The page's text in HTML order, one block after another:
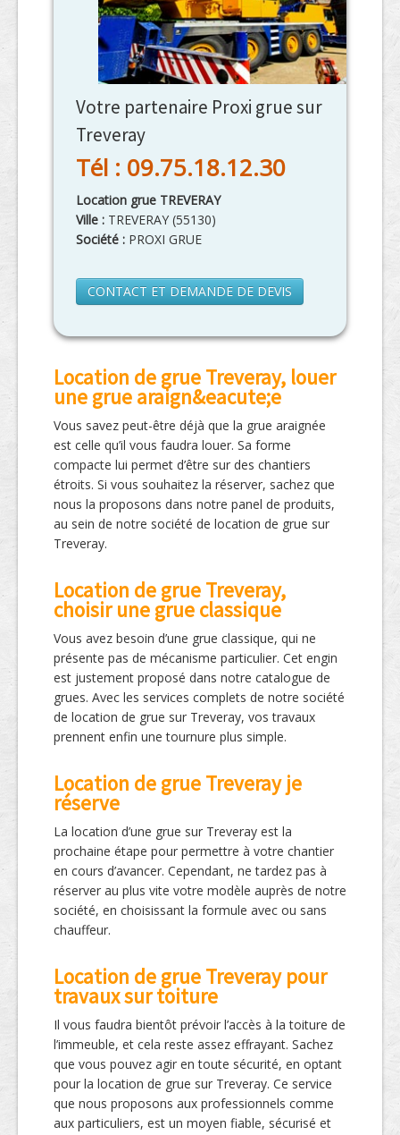
Votre partenaire Proxi grue sur
Treveray
Tél : 09.75.18.12.30
Location grue TREVERAY
Ville : TREVERAY (55130)
Société : PROXI GRUE
CONTACT ET DEMANDE DE DEVIS
Location de grue Treveray, louer
une grue araign&eacute;e
Vous savez peut-être déjà que la grue araignée
est celle qu’il vous faudra louer. Sa forme
compacte lui permet d’être sur des chantiers
étroits. Si vous souhaitez la réserver, sachez que
nous la proposons dans notre panel de produits,
au sein de notre société de location de grue sur
Treveray.
Location de grue Treveray,
choisir une grue classique
Vous avez besoin d’une grue classique, qui ne
présente pas de mécanisme particulier. Cet engin
est justement proposé dans notre catalogue de
grues. Avec les services complets de notre société
de location de grue sur Treveray, vos travaux
prennent enfin une tournure plus simple.
Location de grue Treveray je
réserve
La location d’une grue sur Treveray est la
prochaine étape pour permettre à votre chantier
en cours d’avancer. Cependant, ne tardez pas à
réserver au plus vite votre modèle auprès de notre
société, en choisissant la formule avec ou sans
chauffeur.
Location de grue Treveray pour
travaux sur toiture
Il vous faudra bientôt prévoir l’accès à la toiture de
l’immeuble, et cela reste assez effrayant. Sachez
que vous pouvez agir en toute sécurité, en optant
pour la location de grue sur Treveray. Ce service
que nous proposons aux professionnels comme
aux particuliers, est un moyen fiable, sécurisé et